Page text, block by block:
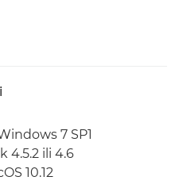
7 SP1
4.5.2 ili 4.6
10.12